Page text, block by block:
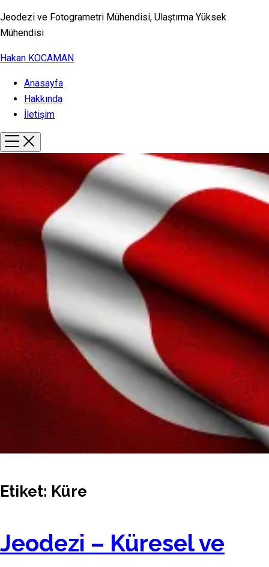
Jeodezi ve Fotogrametri Mühendisi, Ulaştırma Yüksek
Mühendisi
Hakan KOCAMAN
Anasayfa
Hakkında
İletişim
Etiket: Küre
Jeodezi – Küresel ve